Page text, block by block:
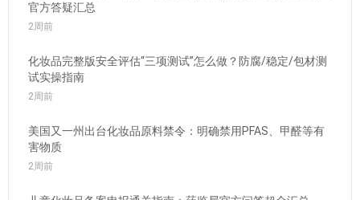
官方答疑汇总
2周前
化妆品完整版安全评估“三项测试”怎么做？防腐/稳定/包材测
试实操指南
2周前
美国又一州出台化妆品原料禁令：明确禁用PFAS、甲醛等有
害物质
2周前